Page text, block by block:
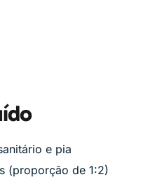
e pia
(proporção de 1:2)